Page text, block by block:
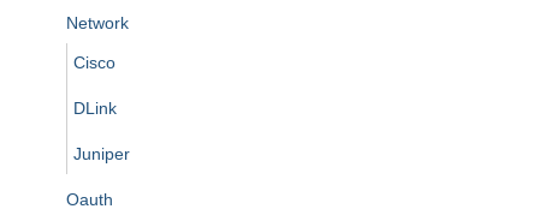
Network
Cisco
DLink
Juniper
Oauth